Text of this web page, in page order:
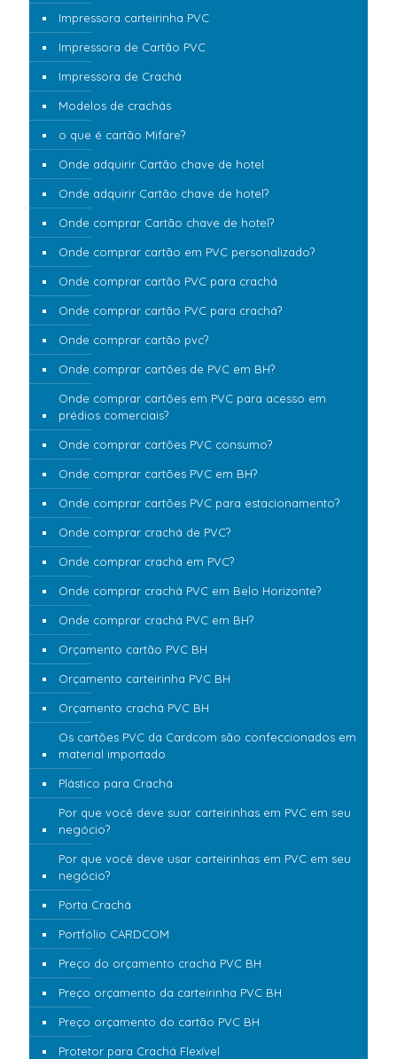
Impressora carteirinha PVC
Impressora de Cartão PVC
Impressora de Crachá
Modelos de crachás
o que é cartão Mifare?
Onde adquirir Cartão chave de hotel
Onde adquirir Cartão chave de hotel?
Onde comprar Cartão chave de hotel?
Onde comprar cartão em PVC personalizado?
Onde comprar cartão PVC para crachá
Onde comprar cartão PVC para crachá?
Onde comprar cartão pvc?
Onde comprar cartões de PVC em BH?
Onde comprar cartões em PVC para acesso em
prédios comerciais?
Onde comprar cartões PVC consumo?
Onde comprar cartões PVC em BH?
Onde comprar cartões PVC para estacionamento?
Onde comprar crachá de PVC?
Onde comprar crachá em PVC?
Onde comprar crachá PVC em Belo Horizonte?
Onde comprar crachá PVC em BH?
Orçamento cartão PVC BH
Orçamento carteirinha PVC BH
Orçamento crachá PVC BH
Os cartões PVC da Cardcom são confeccionados em
material importado
Plástico para Crachá
Por que você deve suar carteirinhas em PVC em seu
negócio?
Por que você deve usar carteirinhas em PVC em seu
negócio?
Porta Crachá
Portfólio CARDCOM
Preço do orçamento crachá PVC BH
Preço orçamento da carteirinha PVC BH
Preço orçamento do cartão PVC BH
Protetor para Crachá Flexível